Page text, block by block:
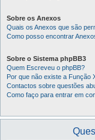
Sobre os Anexos
Quais os Anexos que são
Como posso encontrar
Sobre o Sistema phpBB3
Quem Escreveu o phpBB?
Por que não existe a Função
Contactos sobre questões
Como faço para entrar em